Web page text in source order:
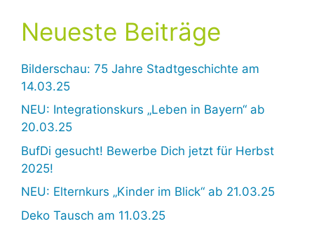
Neueste Beiträge
Bilderschau: 75 Jahre Stadtgeschichte am
14.03.25
NEU: Integrationskurs „Leben in Bayern“ ab
20.03.25
BufDi gesucht! Bewerbe Dich jetzt für Herbst
2025!
NEU: Elternkurs „Kinder im Blick“ ab 21.03.25
Deko Tausch am 11.03.25